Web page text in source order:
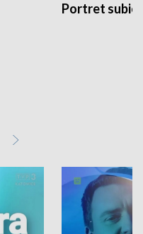
Portret